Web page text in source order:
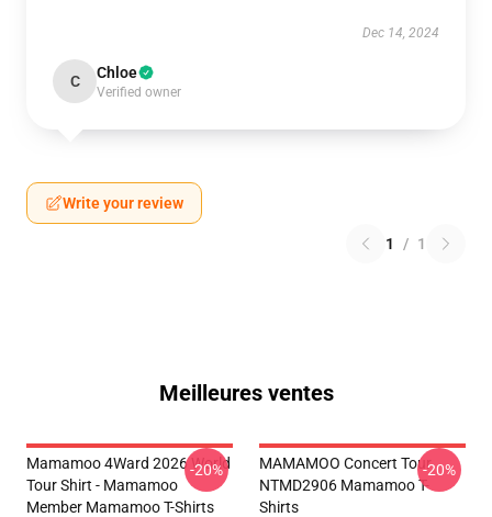
Dec 14, 2024
C Chloe
Verified owner
Write your review
1 / 1
Meilleures ventes
Mamamoo 4Ward 2026 World
Tour Shirt - Mamamoo
Member Mamamoo T-Shirts
-20%
MAMAMOO Concert Tour
NTMD2906 Mamamoo T-
Shirts
-20%